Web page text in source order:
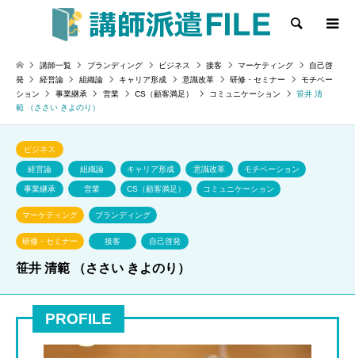
検索
講師一覧 ブランディング ビジネス 接客 マーケティング
自己啓
発
経営論 組織論 キャリア形成 意識改革 研修・セミナー
モチベー
ション
事業継承 営業 CS（顧客満足） コミュニケーション
笹井 清
範 （ささい きよのり）
ビジネス
経営論 組織論 キャリア形成 意識改革 モチベーション
事業継承 営業 CS（顧客満足） コミュニケーション
マーケティング ブランディング
研修・セミナー 接客 自己啓発
笹井 清範 （ささい きよのり）
PROFILE